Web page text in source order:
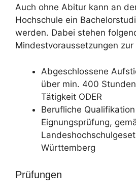
Auch ohne Abitur kann an
Hochschule ein
werden. Dabei stehen
Mindestvoraussetzungen zur
Abgeschlossene
über min. 400
Tätigkeit ODER
Berufliche
Eignungsprüfung,
Württemberg
Prüfungen